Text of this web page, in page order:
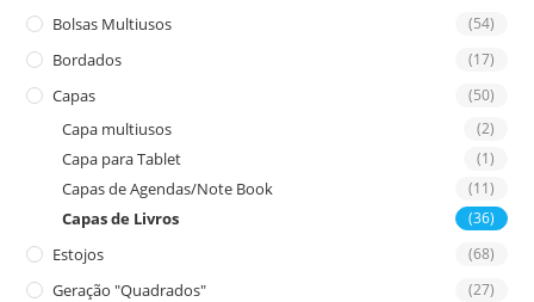
Bolsas Multiusos (54)
Bordados (17)
Capas (50)
Capa multiusos (2)
Capa para Tablet (1)
Capas de Agendas/Note Book (11)
Capas de Livros (36)
Estojos (68)
Geração "Quadrados" (27)